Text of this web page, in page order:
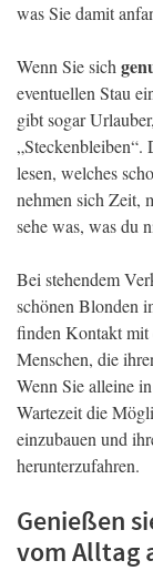
was Sie damit
Wenn Sie sich
eventuellen Stau
gibt sogar
lesen, welches
nehmen sich Zeit,
sehe was, was du
Bei stehendem
schönen Blonden
finden Kontakt mit
Menschen, die
Wenn Sie alleine
Wartezeit die
einzubauen und
herunterzufahren.
Genießen
vom Alltag